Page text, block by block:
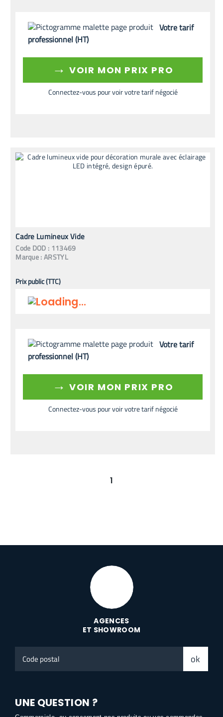
Votre tarif
professionnel (HT)
→ VOIR MON PRIX PRO
Connectez-vous pour voir votre tarif négocié
Cadre Lumineux Vide
Code DOD : 113469
Marque :ARSTYL
Prix public (TTC)
Votre tarif
professionnel (HT)
→ VOIR MON PRIX PRO
Connectez-vous pour voir votre tarif négocié
1
AGENCES
ET SHOWROOM
postal
ok
UNE QUESTION ?